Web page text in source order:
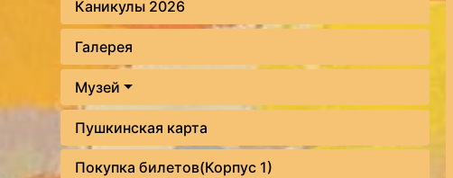
Каникулы 2026
Галерея
Музей
Пушкинская карта
Покупка билетов(Корпус 1)